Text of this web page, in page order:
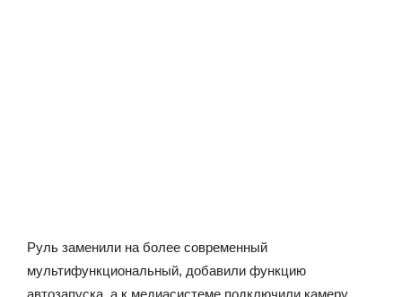
Руль заменили на более современный
мультифункциональный, добавили функцию
автозапуска, а к медиасистеме подключили камеру